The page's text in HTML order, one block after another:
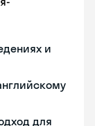
и
для